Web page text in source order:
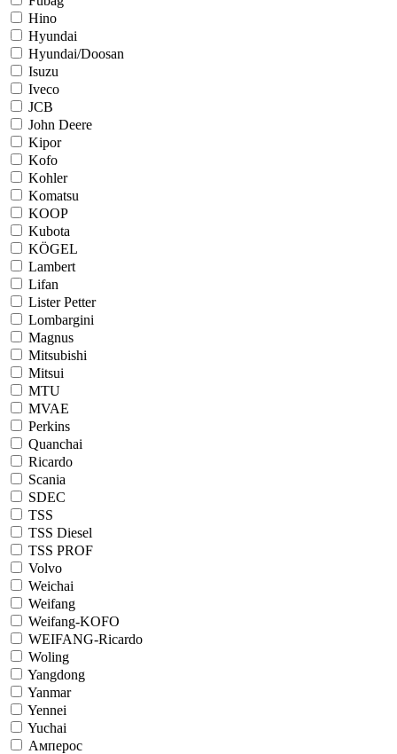
Hino
Hyundai
Hyundai/Doosan
Isuzu
Iveco
JCB
John Deere
Kipor
Kofo
Kohler
Komatsu
KOOP
Kubota
KÖGEL
Lambert
Lifan
Lister Petter
Lombargini
Magnus
Mitsubishi
Mitsui
MTU
MVAE
Perkins
Quanchai
Ricardo
Scania
SDEC
TSS
TSS Diesel
TSS PROF
Volvo
Weichai
Weifang
Weifang-KOFO
WEIFANG-Ricardo
Woling
Yangdong
Yanmar
Yennei
Yuchai
Амперос